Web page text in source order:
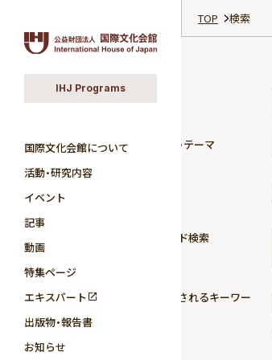
IHJ Programs
国際文化会館について
活動・研究内容
イベント
記事
動画
特集ページ
エキスパート
出版物・報告書
お知らせ
TOP 検索
研究分野・テーマ
キーワード検索
よく検索されるキーワー